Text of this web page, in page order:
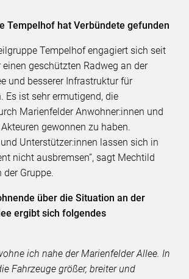
Tempelhof hat Verbündete gefunden
Tempelhof engagiert sich seit
geschützten Radweg an der
und besserer Infrastruktur für
Es ist sehr ermutigend, die
Marienfelder Anwohner:innen und
gewonnen zu haben.
Unterstützer:innen lassen sich in
nicht ausbremsen”, sagt Mechtild
der Gruppe.
über die Situation an der
ergibt sich folgendes
ich nahe der Marienfelder Allee. In
Fahrzeuge größer, breiter und